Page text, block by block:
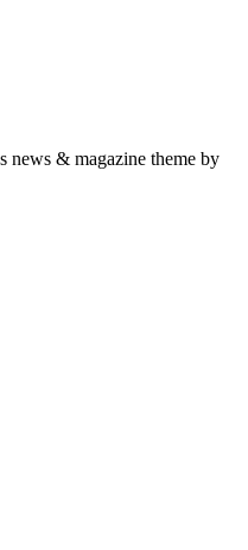
news & magazine theme by